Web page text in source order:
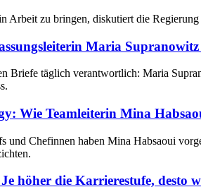
Arbeit zu bringen, diskutiert die
Maria
Briefe täglich verantwortlich: Maria
Wie Teamleiterin Mina
und Chefinnen haben Mina Habsaoui
höher die Karrierestufe, desto